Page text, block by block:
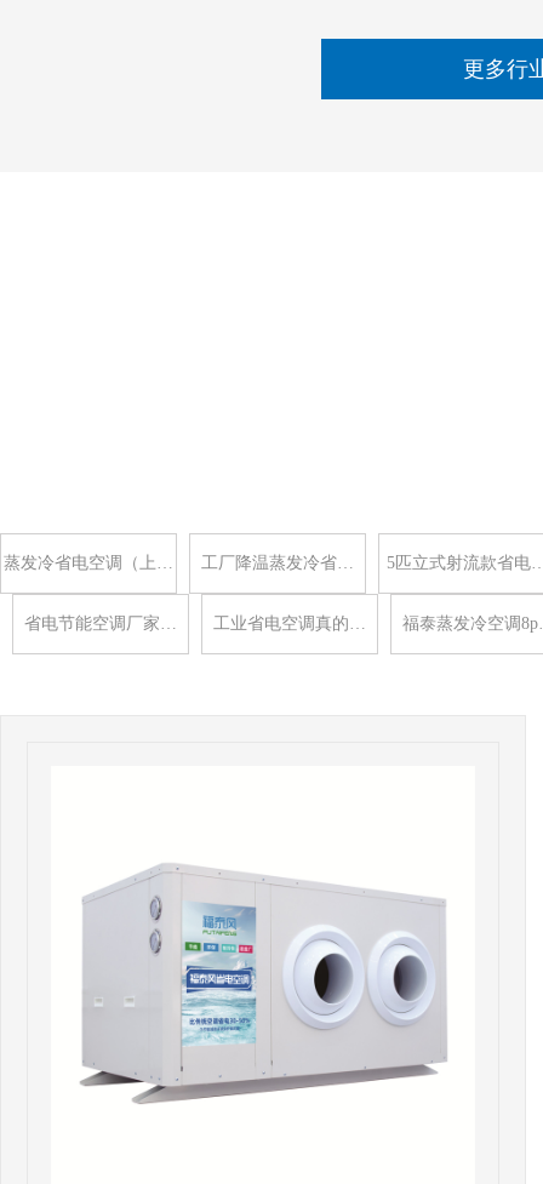
更多行
蒸发冷省电空调（上… 工厂降温蒸发冷省… 5匹立式射流款省电
省电节能空调厂家… 工业省电空调真的… 福泰蒸发冷空调